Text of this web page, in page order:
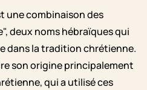
une combinaison des
deux noms hébraïques qui
dans la tradition chrétienne.
son origine principalement
qui a utilisé ces